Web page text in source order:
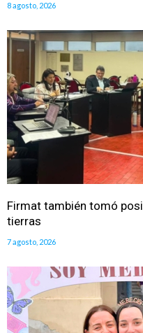
8 agosto, 2026
Firmat también tomó
tierras
7 agosto, 2026